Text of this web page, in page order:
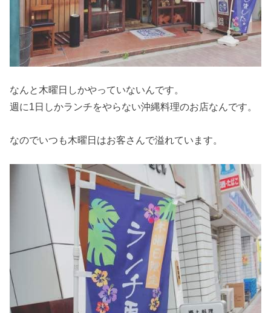
なんと木曜日しかやっていないんです。
週に1日しかランチをやらない沖縄料理のお店なんです。
なのでいつも木曜日はお客さんで溢れています。